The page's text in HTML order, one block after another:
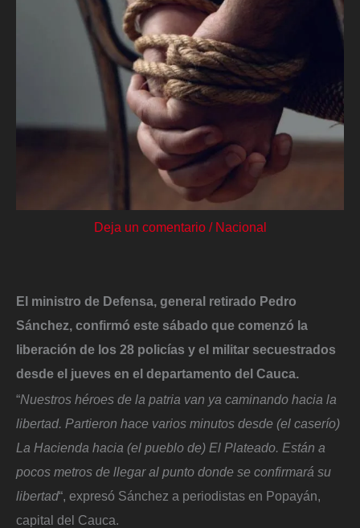
Deja un comentario / Nacional
El ministro de Defensa, general retirado Pedro
Sánchez, confirmó este sábado que comenzó la
liberación de los 28 policías y el militar secuestrados
desde el jueves en el departamento del Cauca.
“Nuestros héroes de la patria van ya caminando hacia la
libertad. Partieron hace varios minutos desde (el caserío)
La Hacienda hacia (el pueblo de) El Plateado. Están a
pocos metros de llegar al punto donde se confirmará su
libertad“, expresó Sánchez a periodistas en Popayán,
capital del Cauca.